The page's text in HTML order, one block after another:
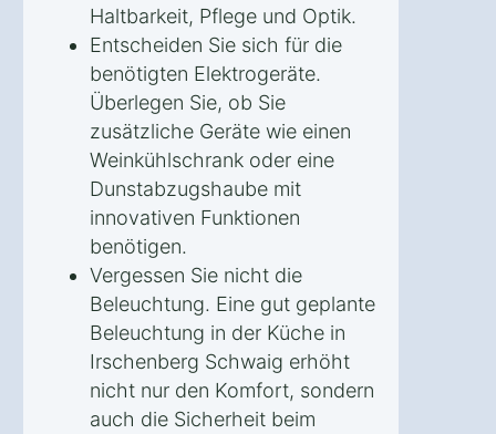
Haltbarkeit, Pflege und Optik.
Entscheiden Sie sich für die
benötigten Elektrogeräte.
Überlegen Sie, ob Sie
zusätzliche Geräte wie einen
Weinkühlschrank oder eine
Dunstabzugshaube mit
innovativen Funktionen
benötigen.
Vergessen Sie nicht die
Beleuchtung. Eine gut geplante
Beleuchtung in der Küche in
Irschenberg Schwaig erhöht
nicht nur den Komfort, sondern
auch die Sicherheit beim